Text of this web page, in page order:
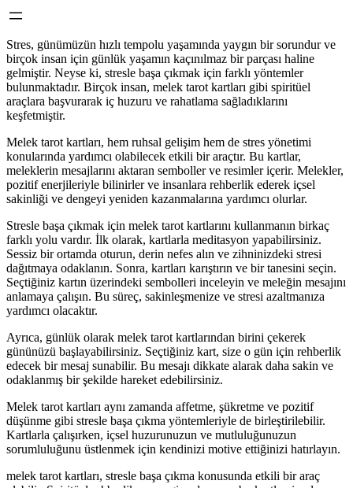
Stres, günümüzün hızlı tempolu yaşamında yaygın bir sorundur ve
birçok insan için günlük yaşamın kaçınılmaz bir parçası haline
gelmiştir. Neyse ki, stresle başa çıkmak için farklı yöntemler
bulunmaktadır. Birçok insan, melek tarot kartları gibi spiritüel
araçlara başvurarak iç huzuru ve rahatlama sağladıklarını
keşfetmiştir.
Melek tarot kartları, hem ruhsal gelişim hem de stres yönetimi
konularında yardımcı olabilecek etkili bir araçtır. Bu kartlar,
meleklerin mesajlarını aktaran semboller ve resimler içerir. Melekler,
pozitif enerjileriyle bilinirler ve insanlara rehberlik ederek içsel
sakinliği ve dengeyi yeniden kazanmalarına yardımcı olurlar.
Stresle başa çıkmak için melek tarot kartlarını kullanmanın birkaç
farklı yolu vardır. İlk olarak, kartlarla meditasyon yapabilirsiniz.
Sessiz bir ortamda oturun, derin nefes alın ve zihninizdeki stresi
dağıtmaya odaklanın. Sonra, kartları karıştırın ve bir tanesini seçin.
Seçtiğiniz kartın üzerindeki sembolleri inceleyin ve meleğin mesajını
anlamaya çalışın. Bu süreç, sakinleşmenize ve stresi azaltmanıza
yardımcı olacaktır.
Ayrıca, günlük olarak melek tarot kartlarından birini çekerek
gününüzü başlayabilirsiniz. Seçtiğiniz kart, size o gün için rehberlik
edecek bir mesaj sunabilir. Bu mesajı dikkate alarak daha sakin ve
odaklanmış bir şekilde hareket edebilirsiniz.
Melek tarot kartları aynı zamanda affetme, şükretme ve pozitif
düşünme gibi stresle başa çıkma yöntemleriyle de birleştirilebilir.
Kartlarla çalışırken, içsel huzurunuzun ve mutluluğunuzun
sorumluluğunu üstlenmek için kendinizi motive ettiğinizi hatırlayın.
melek tarot kartları, stresle başa çıkma konusunda etkili bir araç